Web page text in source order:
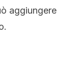
aggiungere